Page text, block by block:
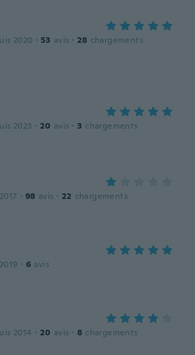
2020 · 53 avis · 28 chargements
2023 · 20 avis · 3 chargements
· 98 avis · 22 chargements
· 6 avis
2014 · 20 avis · 8 chargements